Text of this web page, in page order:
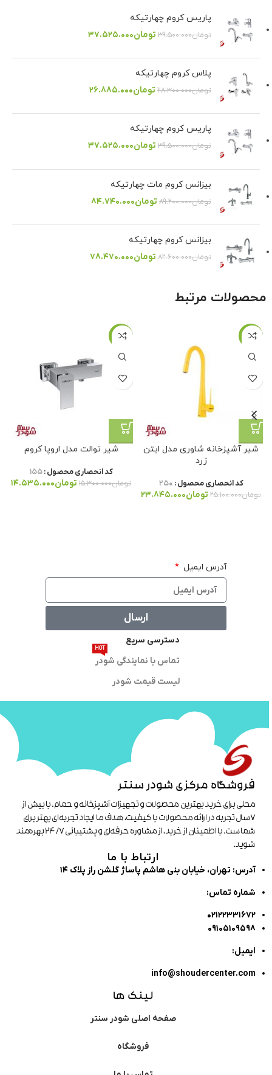
پاریس کروم چهارتیکه
تومان۳۹.۵۰۰.۰۰۰ تومان۳۷.۵۲۵.۰۰۰
پلاس کروم چهارتیکه
تومان۲۸.۳۰۰.۰۰۰ تومان۲۶.۸۸۵.۰۰۰
پاریس کروم چهارتیکه
تومان۳۹.۵۰۰.۰۰۰ تومان۳۷.۵۲۵.۰۰۰
بیزانس کروم مات چهارتیکه
تومان۸۹.۲۰۰.۰۰۰ تومان۸۴.۷۴۰.۰۰۰
بیزانس کروم چهارتیکه
تومان۸۲.۶۰۰.۰۰۰ تومان۷۸.۴۷۰.۰۰۰
محصولات مرتبط
-۵%
شیر آشپزخانه شاوری مدل ایتن
زرد
کد انحصاری محصول : ۲۵۰
تومان۲۵.۱۰۰.۰۰۰ تومان۲۳.۸۴۵.۰۰۰
-۵%
شیر توالت مدل اروپا کروم
کد انحصاری محصول :۱۵۵
تومان۱۵.۳۰۰.۰۰۰ تومان۱۴.۵۳۵.۰۰۰
آدرس ایمیل
ارسال
دسترسی سریع
تماس با نمایندگی شودر
HOT
لیست قیمت شودر
فروشگاه مرکزی شودر سنتر
محلی برای خرید بهترین محصولات و تجهیزات آشپزخانه و حمام. با بیش از
۷سال تجربه در ارائه محصولات با کیفیت، هدف ما ایجاد تجربه‌ای بهتر برای
شماست. با اطمینان از خرید، از مشاوره حرفه‌ای و پشتیبانی ۲۴/۷ بهره‌مند
شوید.
ارتباط با ما
آدرس: تهران، خیابان بنی هاشم پاساژ گلشن راز پلاک ۱۴
شماره تماس:
۰۲۱۲۲۳۳۱۶۷۲
۰۹۱۰۵۱۰۹۵۹۸
ایمیل:
info@shoudercenter.com
لینک ها
صفحه اصلی شودر سنتر
فروشگاه